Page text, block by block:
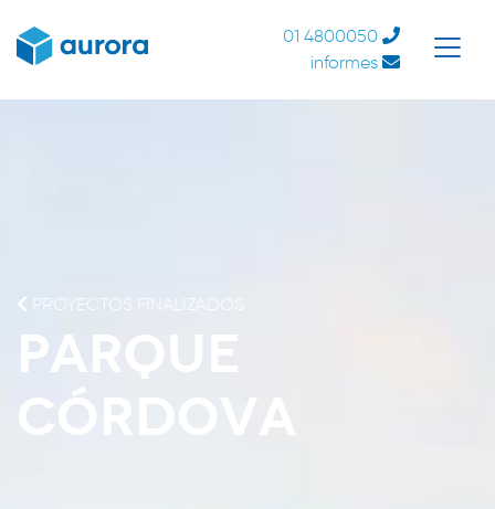
01 4800050
informes
PROYECTOS FINALIZADOS
Parque
Córdova